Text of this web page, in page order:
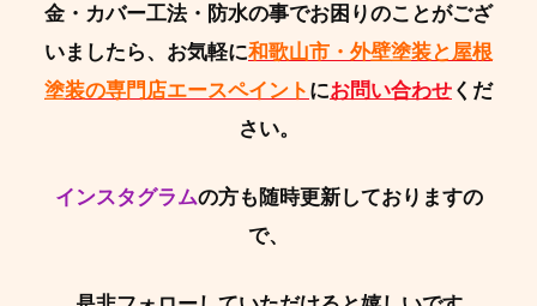
金・カバー工法・防水の事でお困りのことがござ
いましたら、お気軽に和歌山市・外壁塗装と屋根
塗装の専門店エースペイント にお問い合わせ くだ
さい。
インスタグラムの方も随時更新しておりますの
で、